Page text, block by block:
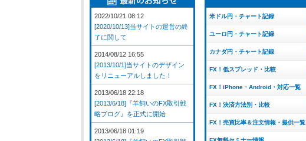
米ドル円・チャート記録
ユーロ円・チャート記録
カナダ円・チャート記録
FX！低スプレッド・比較
FX！iPhone・Android・対応一覧
FX！決済方法別・比較
FX！売買比率＆注文情報・提供一覧
2022/10/21 08:12
[2020/10/13]当サイトの運営の終
了に関して
2014/08/12 16:55
[2013/10/1]当サイトのデザイン
をリニューアルしました！
2013/06/18 22:18
[2013/6/18]『羊飼いのFX取引戦
略ブログ』を正式に開始
2013/06/18 01:19